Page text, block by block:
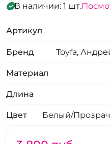
В наличии: 1 шт.
Артикул
Бренд Toyfa,
Материал
Длина
Цвет Белый/